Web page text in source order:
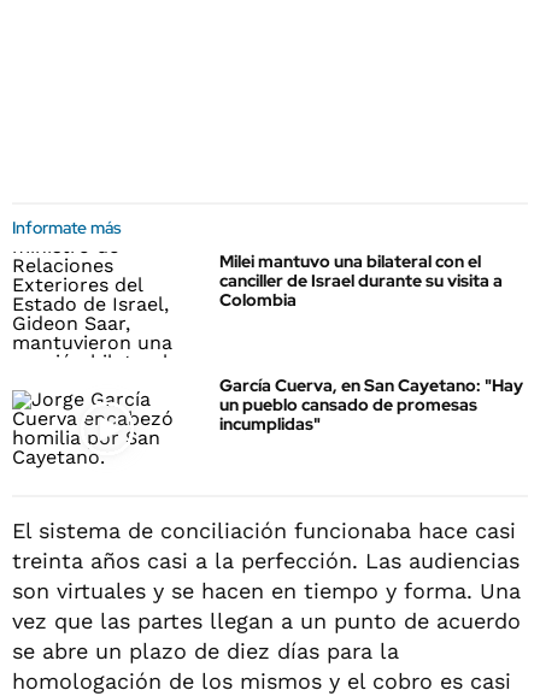
Informate más
Milei mantuvo una bilateral con el
canciller de Israel durante su visita a
Colombia
García Cuerva, en San Cayetano: "Hay
un pueblo cansado de promesas
incumplidas"
El sistema de conciliación funcionaba hace casi
treinta años casi a la perfección. Las audiencias
son virtuales y se hacen en tiempo y forma. Una
vez que las partes llegan a un punto de acuerdo
se abre un plazo de diez días para la
homologación de los mismos y el cobro es casi